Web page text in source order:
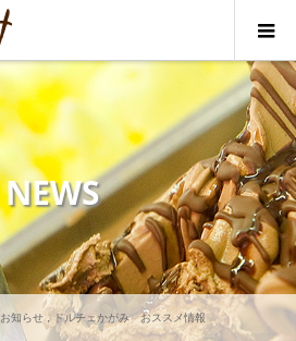
NEWS
お知らせ , ドルチェかがみ おススメ情報